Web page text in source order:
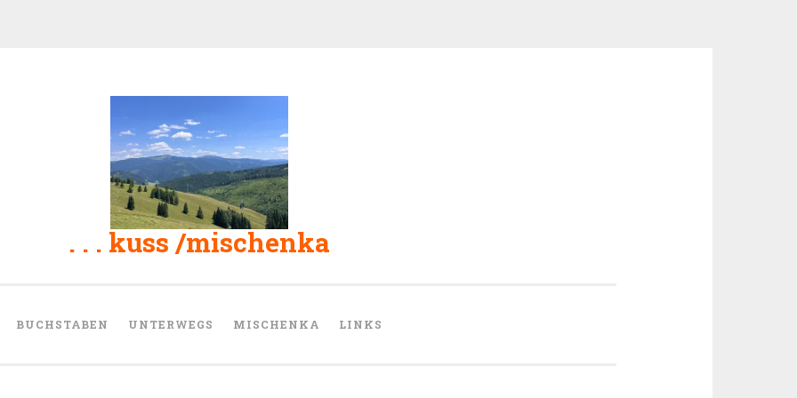
. . . kuss /mischenka
BUCHSTABEN UNTERWEGS MISCHENKA LINKS